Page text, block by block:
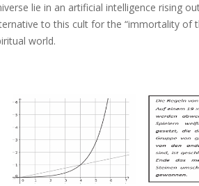
lie in an artificial intelligence rising
to this cult for the “immortality of
world.